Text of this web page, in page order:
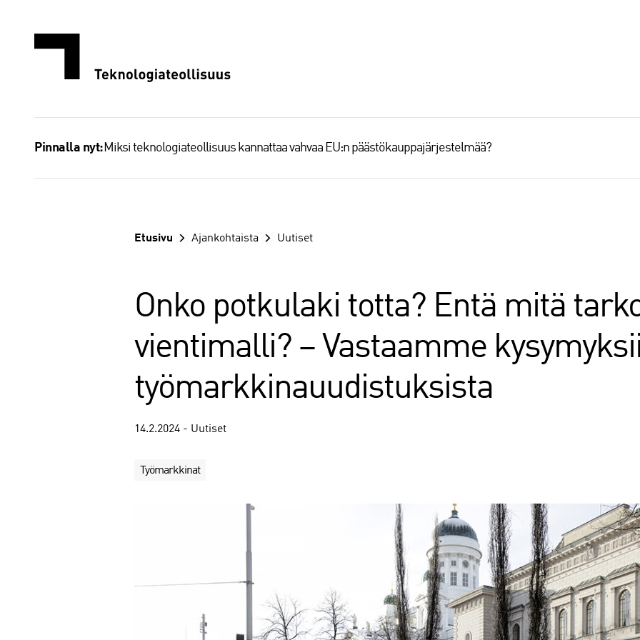
Pinnalla nyt: Miksi teknologiateollisuus kannattaa vahvaa EU:n päästökauppajärjestelmää?
Etusivu Ajankohtaista Uutiset
Onko potkulaki totta? Entä mitä
vientimalli? – Vastaamme
työmarkkinauudistuksista
14.2.2024 - Uutiset
Työmarkkinat